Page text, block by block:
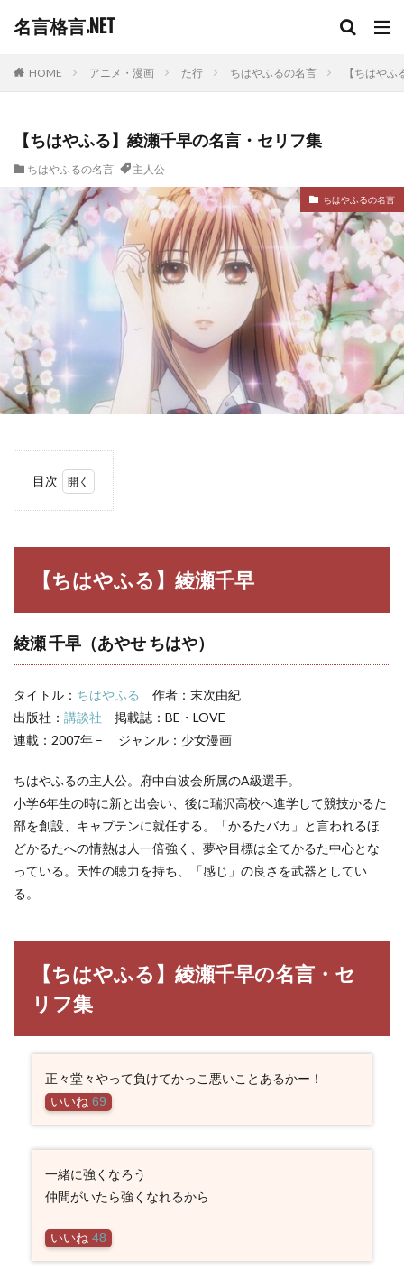
名言格言.NET
HOME アニメ・漫画 た行 ちはやふるの名言 【ちはや
【ちはやふる】綾瀬千早の名言・セリフ集
ちはやふるの名言 主人公
ちはやふるの名言
目次
る】
綾瀬
綾瀬
千早
やせ
ちは
【ち
はや
ふ
る】
綾瀬
千早
の名
ちは
やふ
るキ
一覧
【ちはやふる】綾瀬千早
綾瀬 千早（あやせ ちはや）
タイトル： ちはやふる
作者：末次由紀
出版社： 講談社 掲載誌：BE・LOVE
連載：2007年 – ジャンル：少女漫画
ちはやふるの主人公。府中白波会所属のA級選手。
小学6年生の時に新と出会い、後に瑞沢高校へ進学して競技かるた
部を創設、キャプテンに就任する。「かるたバカ」と言われるほ
どかるたへの情熱は人一倍強く、夢や目標は全てかるた中心とな
っている。天性の聴力を持ち、「感じ」の良さを武器としてい
る。
【ちはやふる】綾瀬千早の名言・セ
リフ集
正々堂々やって負けてかっこ悪いことあるかー！
いいね 69
一緒に強くなろう
仲間がいたら強くなれるから
いいね 48